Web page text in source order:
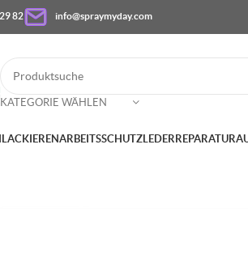
82 info@spraymyday.com
KATEGORIE WÄHLEN
LACKIERENARBEITSSCHUTZLEDERREPARATUR